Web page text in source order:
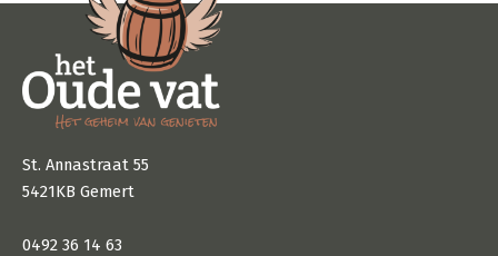
St. Annastraat 55
5421KB Gemert
0492 36 14 63